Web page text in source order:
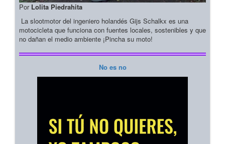
Por Lolita Piedrahita
La slootmotor del ingeniero holandés Gijs Schalkx es una
motocicleta que funciona con fuentes locales, sostenibles y que
no dañan el medio ambiente ¡Pincha su moto!
No es no